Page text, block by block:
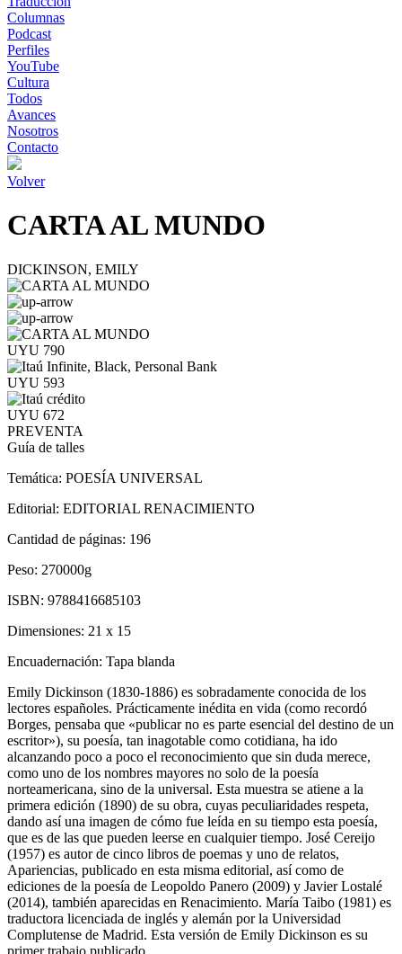
Columnas
Podcast
Perfiles
YouTube
Cultura
Todos
Avances
Nosotros
Contacto
Volver
CARTA AL MUNDO
DICKINSON, EMILY
UYU 790
UYU 593
UYU 672
PREVENTA
Guía de talles
Temática: POESÍA UNIVERSAL
Editorial: EDITORIAL RENACIMIENTO
Cantidad de páginas: 196
Peso: 270000g
ISBN: 9788416685103
Dimensiones: 21 x 15
Encuadernación: Tapa blanda
Emily Dickinson (1830-1886) es sobradamente conocida de los
lectores españoles. Prácticamente inédita en vida (como recordó
Borges, pensaba que «publicar no es parte esencial del destino de un
escritor»), su poesía, tan inagotable como cotidiana, ha ido
alcanzando poco a poco el reconocimiento que sin duda merece,
como uno de los nombres mayores no solo de la poesía
norteamericana, sino de la universal. Esta muestra se atiene a la
primera edición (1890) de su obra, cuyas peculiaridades respeta,
dando así una imagen de cómo fue leída en su tiempo esta poesía,
que es de las que pueden leerse en cualquier tiempo. José Cereijo
(1957) es autor de cinco libros de poemas y uno de relatos,
Apariencias, publicado en esta misma editorial, así como de
ediciones de la poesía de Leopoldo Panero (2009) y Javier Lostalé
(2014), también aparecidas en Renacimiento. María Taibo (1981) es
traductora licenciada de inglés y alemán por la Universidad
Complutense de Madrid. Esta versión de Emily Dickinson es su
primer trabajo publicado.